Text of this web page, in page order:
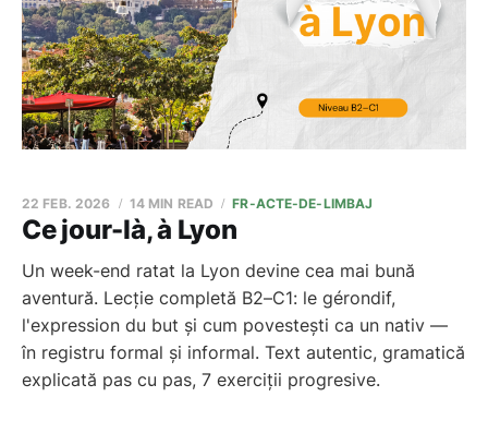
Ce jour-là, à Lyon
22 FEB. 2026 14 MIN READ FR-ACTE-DE-LIMBAJ
Un week-end ratat la Lyon devine cea mai bună
aventură. Lecție completă B2–C1: le gérondif,
l'expression du but și cum povestești ca un nativ —
în registru formal și informal. Text autentic, gramatică
explicată pas cu pas, 7 exerciții progresive.